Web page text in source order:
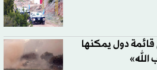
قائمة دول يمكنها